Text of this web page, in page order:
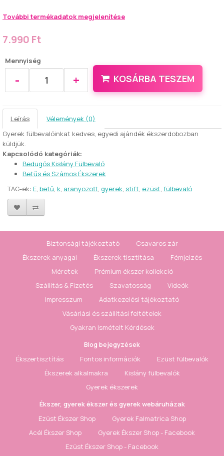
További termékadatok megjelenítése
7.990 Ft
Mennyiség
- + KOSÁRBA TESZEM
Leírás
Vélemények (0)
Gyerek fülbevalóinkat kedves, egyedi ajándék ékszerdobozban
küldjük.
Kapcsolódó kategóriák:
Bedugós Kislány Fülbevaló
Betűs és Számos Ékszerek
TAG-ek: E, betű, k, aranyozott, gyerek, stift, ezüst, fülbevaló
Biztonsági tájékoztató
Csavaros zár
Ékszerek anyagai
Ékszerek tisztítása
Fémjelzés
Méretek
Prémium ékszer kollekció
Szállítás & Fizetés
Szavatosság
Videók
Impresszum
Adatkezelési tájékoztató
Vásárlási és szállítási feltételek
Gyakran Ismételt Kérdések
Blog bejegyzések
Ékszertisztítás
Fontos információk
Ezüst fülbevalók
Ékszerek alkalmakra
Kislány fülbevalók
Gyerek ékszerek
Ékszer, gyerek ékszer és gyerek webáruházak
Ezüst Ékszer Shop
Gyerek Falmatrica Shop
Acél Ékszer Shop
Gyerek Ékszer Shop - Facebook
Ezüst Ékszer Shop - Facebook